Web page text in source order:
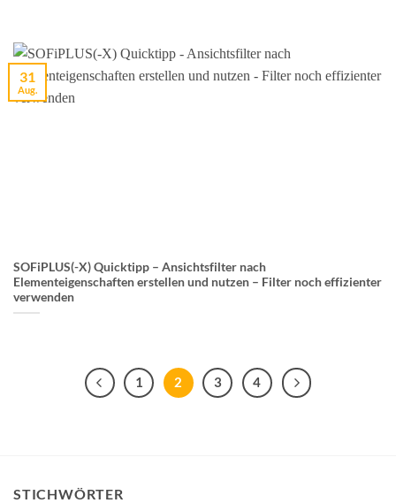
SOFiPLUS(-X) Quicktipp – Ansichtsfilter nach
Elementeigenschaften erstellen und nutzen – Filter noch effizienter
verwenden
31
Aug.
1 2 3 4
STICHWÖRTER